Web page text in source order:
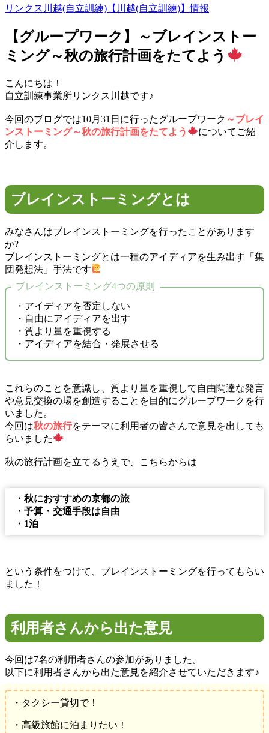
リンクス 川越(自立訓練) 【川越(自立訓練)】情報
【グループワーク】～ブレインストー
ミング～秋の旅行計画をたてよう
こんにちは！
自立訓練事業所リンクス川越です♪
今回のブログでは10月31日に行ったグループワーク ～ブレイ
ンストーミング～秋の旅行計画をたてよう
についてご紹
介します。
ブレインストーミングとは
みなさんはブレインストーミングを行ったことがあります
か?
ブレインストーミングとは一種のアイディアを生み出す「集
団発想法」手法です
ブレインストーミング4つの原則
・アイディアを否定しない
・自由にアイディアを出す
・質より量を重視する
・アイディアを結合・発展させる
これらのことを意識し、質より量を重視して自由闊達な発言
や意見交換の場を創造することを目的にグループワークを行
いました。
今回は秋の旅行をテーマに利用者の皆さんで意見を出しても
らいました
秋の旅行計画を立てるうえで、こちらからは
・秋におすすめの京都の旅
・予算・交通手段は自由
・1泊
という条件をつけて、ブレインストーミングを行ってもらい
ました！
利用者さんから出た意見
今回は7名の利用者さんの参加がありました。
以下に利用者さんから出た意見を紹介させていただきます♪
・タクシー貸切で！
・高級旅館に泊まりたい！